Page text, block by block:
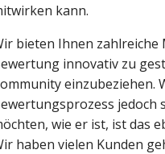
kann.
bieten Ihnen zahlreiche
innovativ zu
einzubeziehen.
jedoch
wie er ist, ist das
haben vielen Kunden